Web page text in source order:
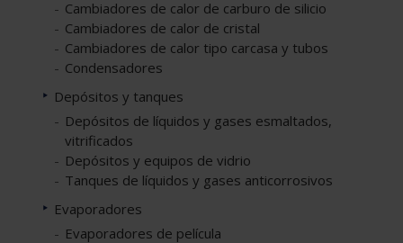
Cambiadores de calor de carburo de silicio
Cambiadores de calor de cristal
Cambiadores de calor tipo carcasa y tubos
Condensadores
Depósitos y tanques
Depósitos de líquidos y gases esmaltados,
vitrificados
Depósitos y equipos de vidrio
Tanques de líquidos y gases anticorrosivos
Evaporadores
Evaporadores de película